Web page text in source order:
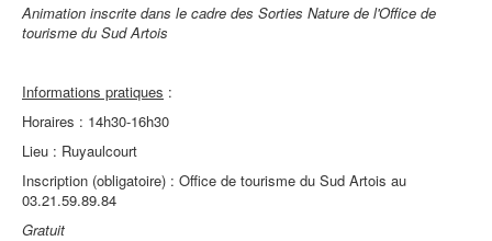
Animation inscrite dans le cadre des Sorties Nature de l'Office de
tourisme du Sud Artois
Informations pratiques :
Horaires : 14h30-16h30
Lieu : Ruyaulcourt
Inscription (obligatoire) : Office de tourisme du Sud Artois au
03.21.59.89.84
Gratuit